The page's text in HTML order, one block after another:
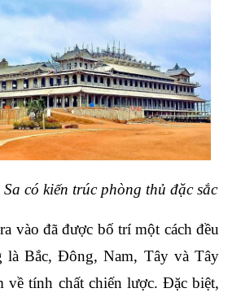
có kiến trúc phòng thủ đặc sắc
vào đã được bố trí một cách đều
là Bắc, Đông, Nam, Tây và Tây
về tính chất chiến lược. Đặc biệt,